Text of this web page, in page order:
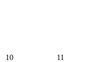
10 11